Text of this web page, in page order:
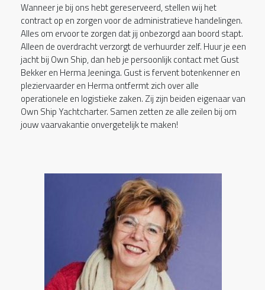
Wanneer je bij ons hebt gereserveerd, stellen wij het
contract op en zorgen voor de administratieve handelingen.
Alles om ervoor te zorgen dat jij onbezorgd aan boord stapt.
Alleen de overdracht verzorgt de verhuurder zelf. Huur je een
jacht bij Own Ship, dan heb je persoonlijk contact met Gust
Bekker en Herma Jeeninga. Gust is fervent botenkenner en
pleziervaarder en Herma ontfermt zich over alle
operationele en logistieke zaken. Zij zijn beiden eigenaar van
Own Ship Yachtcharter. Samen zetten ze alle zeilen bij om
jouw vaarvakantie onvergetelijk te maken!